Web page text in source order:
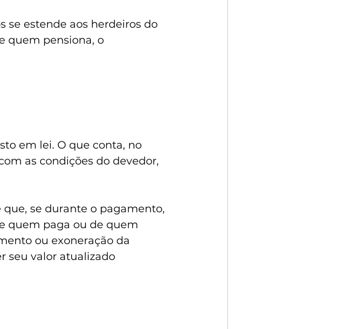
se estende aos herdeiros do
quem pensiona, o
em lei. O que conta, no
as condições do devedor,
que, se durante o pagamento,
quem paga ou de quem
ou exoneração da
seu valor atualizado